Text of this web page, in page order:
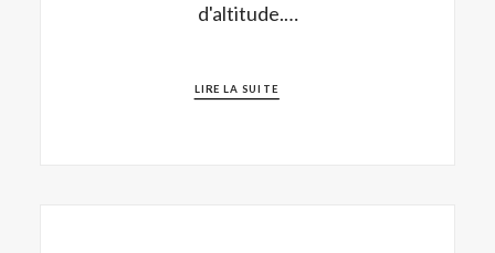
d'altitude.…
LIRE LA SUITE